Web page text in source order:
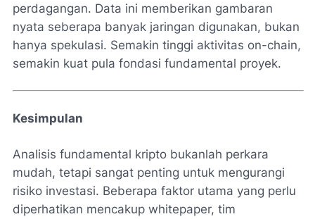
perdagangan. Data ini memberikan gambaran
nyata seberapa banyak jaringan digunakan, bukan
hanya spekulasi. Semakin tinggi aktivitas on-chain,
semakin kuat pula fondasi fundamental proyek.
Kesimpulan
Analisis fundamental kripto bukanlah perkara
mudah, tetapi sangat penting untuk mengurangi
risiko investasi. Beberapa faktor utama yang perlu
diperhatikan mencakup whitepaper, tim